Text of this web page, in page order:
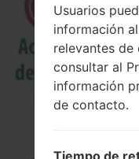
Usuarios
información
relevantes
consultar al
información
de contacto.
Tiempo de